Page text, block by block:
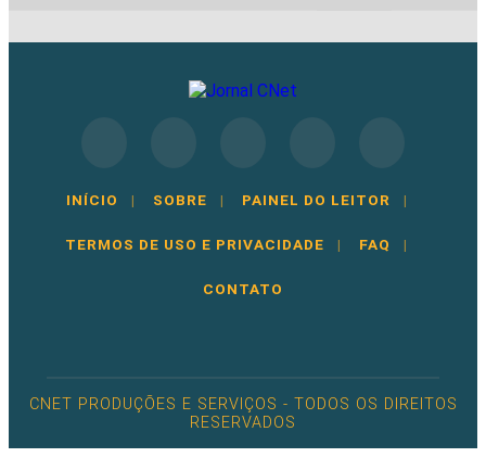
INÍCIO | SOBRE | PAINEL DO LEITOR |
TERMOS DE USO E PRIVACIDADE | FAQ |
CONTATO
CNET PRODUÇÕES E SERVIÇOS - TODOS OS DIREITOS
RESERVADOS